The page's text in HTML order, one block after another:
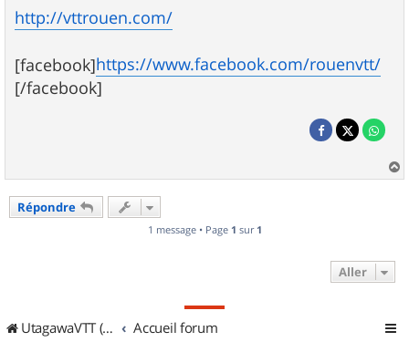
http://vttrouen.com/
[facebook]https://www.facebook.com/rouenvtt/
[/facebook]
a
Répondre
1 message • Page 1 sur 1
Aller
UtagawaVTT (Randos VTT et VTTAE avec traces GPS) Accueil forum